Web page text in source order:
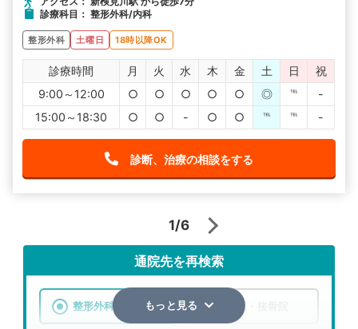
診療科目： 整形外科/内科
整形外科 土曜日 18時以降OK
診療時間 月 火 水 木 金 土 日
祝
9:00～12:00
○ ○ ○ ○ ○ ◎ ℡
-
15:00～18:30
○ ○ - ○ ○ ℡ ℡ -
診断、治療の相談をする
1/6
通院先を再検索
整形外科 整骨院・接骨院
もっと見る